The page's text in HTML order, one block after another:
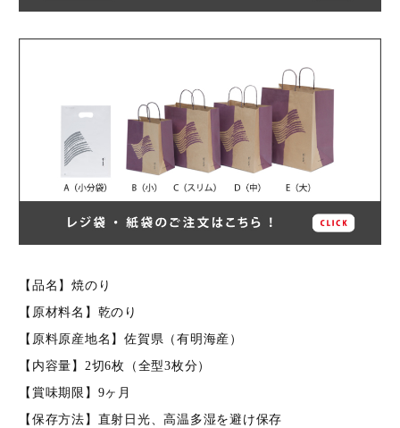
【品名】焼のり
【原材料名】乾のり
【原料原産地名】佐賀県（有明海産）
【内容量】2切6枚（全型3枚分）
【賞味期限】9ヶ月
【保存方法】直射日光、高温多湿を避け保存